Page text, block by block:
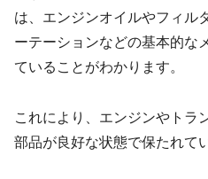
は、エンジンオイルやフィル
ーテーションなどの基本的な
ていることがわかります。
これにより、エンジンやトラ
部品が良好な状態で保たれて